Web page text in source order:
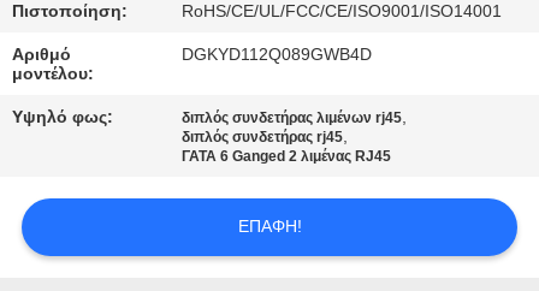
ΜΑΣ
ΕΛΆΤΕ
ΣΕ
ΖΗΤΉΣΤΕ
Πιστοποίηση: RoHS/CE/UL/FCC/CE/ISO9001/ISO14001
Αριθμό
μοντέλου:
DGKYD112Q089GWB4D
Υψηλό φως: διπλός συνδετήρας λιμένων rj45,
διπλός συνδετήρας rj45,
ΓΑΤΑ 6 Ganged 2 λιμένας RJ45
ΕΠΑΦΉ!